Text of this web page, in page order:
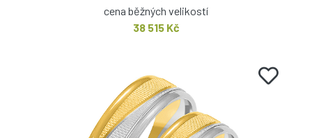
cena běžných velikostí
38 515 Kč